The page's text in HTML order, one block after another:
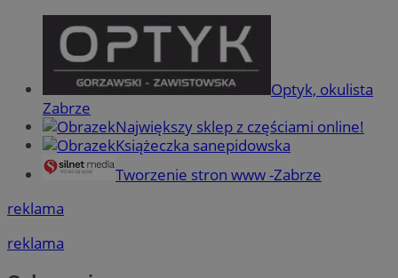
Optyk, okulista
Zabrze
Największy sklep z częściami online!
Książeczka sanepidowska
Tworzenie stron www -Zabrze
reklama
reklama